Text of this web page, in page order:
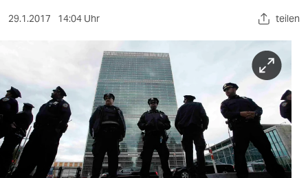
sport
nord
wahrheit
verlag
verlag
29.1.2017 14:04 Uhr teilen